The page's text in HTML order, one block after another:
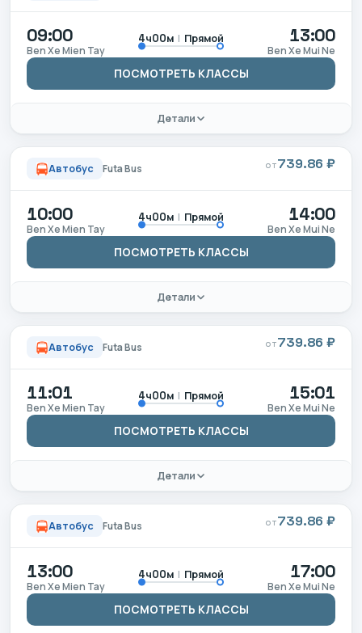
09:00
Ben Xe Mien Tay
4ч00м | Прямой 13:00
Ben Xe Mui Ne
ПОСМОТРЕТЬ КЛАССЫ
Детали
Автобус Futa Bus ОТ739.86 ₽
10:00
Ben Xe Mien Tay
4ч00м | Прямой 14:00
Ben Xe Mui Ne
ПОСМОТРЕТЬ КЛАССЫ
Детали
Автобус Futa Bus ОТ739.86 ₽
11:01
Ben Xe Mien Tay
4ч00м | Прямой 15:01
Ben Xe Mui Ne
ПОСМОТРЕТЬ КЛАССЫ
Детали
Автобус Futa Bus ОТ739.86 ₽
13:00
Ben Xe Mien Tay
4ч00м | Прямой 17:00
Ben Xe Mui Ne
ПОСМОТРЕТЬ КЛАССЫ